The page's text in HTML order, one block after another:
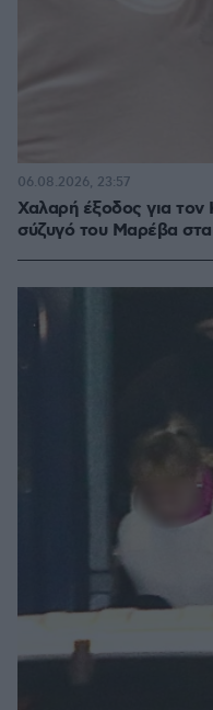
Χαλαρή έξοδος για τον
σύζυγό του Μαρέβα
06.08.2026, 23:57